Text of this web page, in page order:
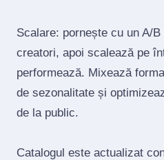
Scalare: pornește cu un A/
creatori, apoi scalează pe
performează. Mixează
de sezonalitate și
de la public.
Catalogul este actualizat